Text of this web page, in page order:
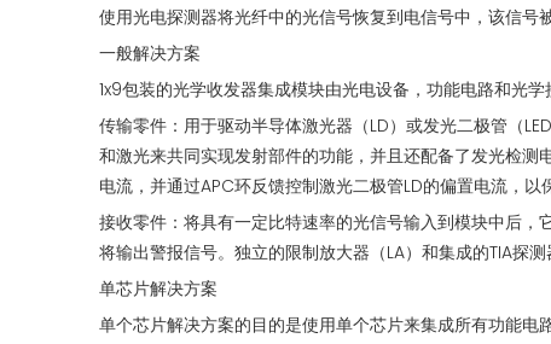
使用光电探测器将光纤中的光信号恢复到电信号中，该信号
一般解决方案
1x9包装的光学收发器集成模块由光电设备，功能电路和光
传输零件：用于驱动半导体激光器（LD）或发光二极管（
和激光来共同实现发射部件的功能，并且还配备了发光检
电流，并通过APC环反馈控制激光二极管LD的偏置电流，
接收零件：将具有一定比特速率的光信号输入到模块中后，
将输出警报信号。独立的限制放大器（LA）和集成的TIA探
单芯片解决方案
单个芯片解决方案的目的是使用单个芯片来集成所有功能电